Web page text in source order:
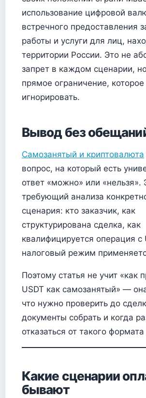
использование цифровой
встречного предоставления
работы и услуги для лиц,
территории России. Это не
запрет в каждом сценарии,
прямое ограничение, которое
игнорировать.
Вывод без
Самозанятый и криптовалюта
вопрос, на который есть
ответ «можно» или «нельзя».
требующий анализа
сценария: кто заказчик, как
структурирована сделка, как
квалифицируется операция с
налоговый режим
Поэтому статья не учит «как
USDT как самозанятый» —
что нужно проверить до
документы собрать и когда
отказаться от такого
Какие сценарии
бывают